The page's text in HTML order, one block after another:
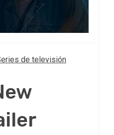
de televisión